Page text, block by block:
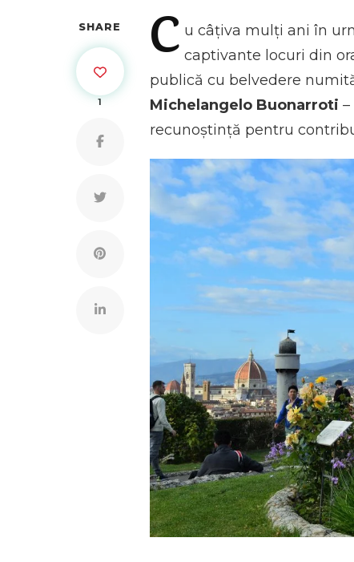
SHARE
1
C u câțiva mulți ani în
captivante locuri din
publică cu belvedere
Michelangelo Buonarroti
recunoștință pentru